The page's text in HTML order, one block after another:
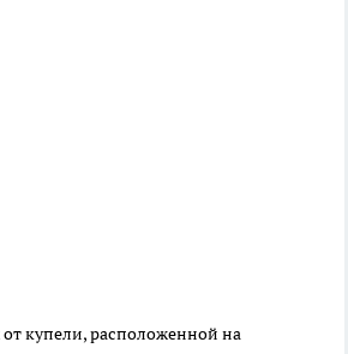
купели, расположенной на